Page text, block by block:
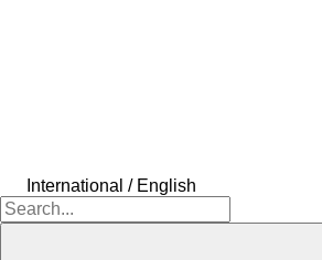
International / English